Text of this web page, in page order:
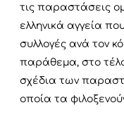
τις παραστάσεις
ελληνικά αγγεία
συλλογές ανά τον
παράθεμα, στο
σχέδια των
οποία τα